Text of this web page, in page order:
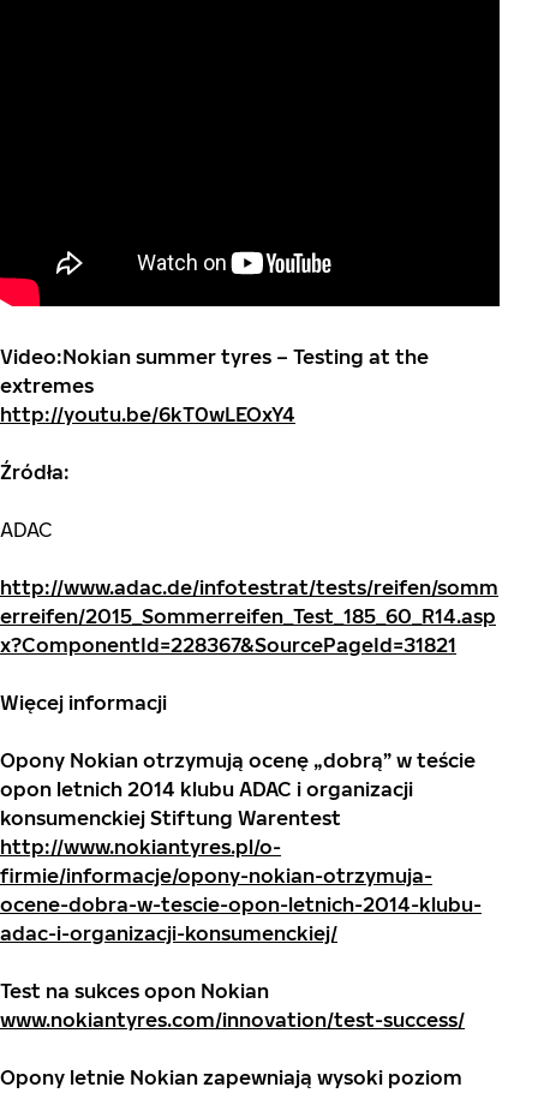
Video:Nokian summer tyres – Testing at the
extremes
http://youtu.be/6kT0wLEOxY4
Źródła:
ADAC
http://www.adac.de/infotestrat/tests/reifen/somm
erreifen/2015_Sommerreifen_Test_185_60_R14.asp
x?ComponentId=228367&SourcePageId=31821
Więcej informacji
Opony Nokian otrzymują ocenę „dobrą” w teście
opon letnich 2014 klubu ADAC i organizacji
konsumenckiej Stiftung Warentest
http://www.nokiantyres.pl/o-
firmie/informacje/opony-nokian-otrzymuja-
ocene-dobra-w-tescie-opon-letnich-2014-klubu-
adac-i-organizacji-konsumenckiej/
Test na sukces opon Nokian
www.nokiantyres.com/innovation/test-success/
Opony letnie Nokian zapewniają wysoki poziom